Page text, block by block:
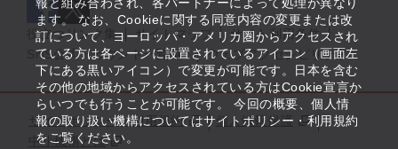
ます。 なお、Cookieに関する同意内容の変更または改
訂について、ヨーロッパ・アメリカ圏からアクセスされ
ている方は各ページに設置されているアイコン（画面左
下にある黒いアイコン）で変更が可能です。日本を含む
その他の地域からアクセスされている方はCookie宣言か
らいつでも行うことが可能です。 今回の概要、個人情
報の取り扱い機構についてはサイトポリシー・利用規約
をご覧ください。
役立つリンク集 サイトマップ
サイト利用条件
SNS公式アカウント一覧
ウェブアクセシビリティ
サイトポリシー・利用規約
個人情報保護
中小機構とは